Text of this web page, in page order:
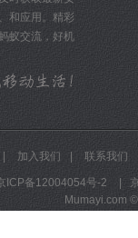
和应用。精彩
蚁交流，好机
加入我们 联系我们
ICP备12004054号-2
Mumayi.com